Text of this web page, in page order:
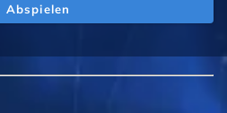
Abspielen